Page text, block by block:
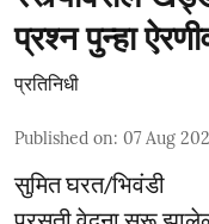
प्रश्न पुन्हा
प्रतिनिधी
Published on: 07 Aug
सुमित घरत/भिवंडी